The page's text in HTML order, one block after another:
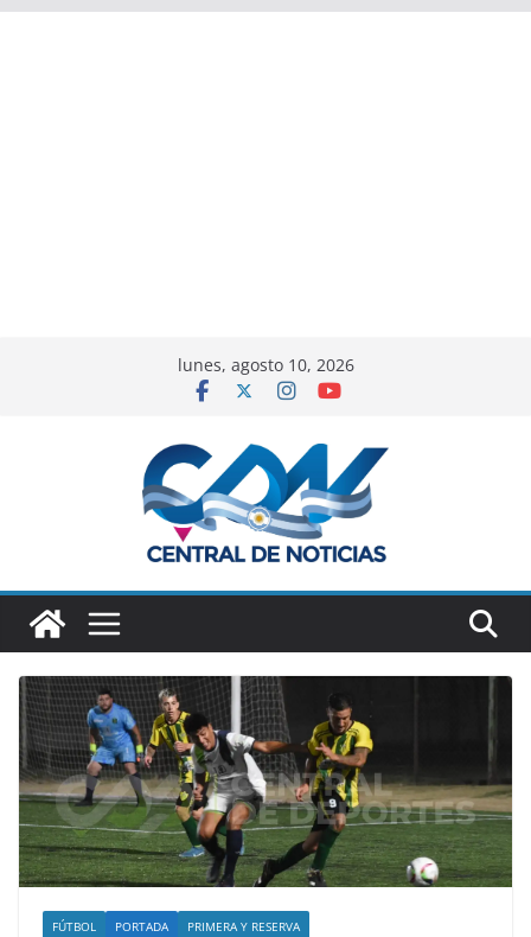
lunes, agosto 10, 2026
FÚTBOL PORTADA PRIMERA Y RESERVA